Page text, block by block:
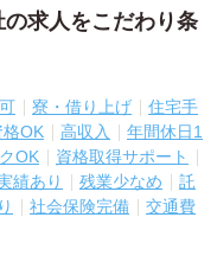
求人をこだわり条
寮・借り上げ
住宅手
OK 高収入
年間休日1
OK
資格取得サポート
績あり 残業少なめ
託
社会保険完備
交通費